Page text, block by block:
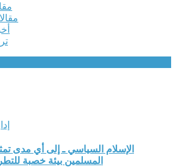
الإسلام السياسي ـ إلى أي مدى
المسلمين بيئة خصبة